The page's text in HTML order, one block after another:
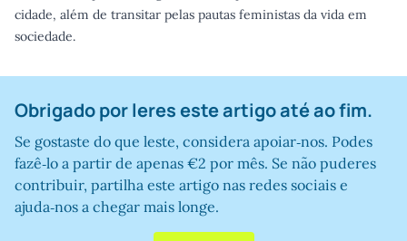
cidade, além de transitar pelas pautas feministas da vida em
sociedade.
Obrigado por leres este artigo até ao fim.
Se gostaste do que leste, considera apoiar‑nos. Podes
fazê‑lo a partir de apenas €2 por mês. Se não puderes
contribuir, partilha este artigo nas redes sociais e
ajuda‑nos a chegar mais longe.